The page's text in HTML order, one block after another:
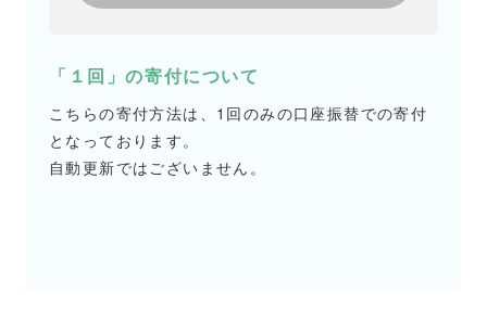
「１回」の寄付について
こちらの寄付方法は、1回のみの口座振替での寄付
となっております。
自動更新ではございません。